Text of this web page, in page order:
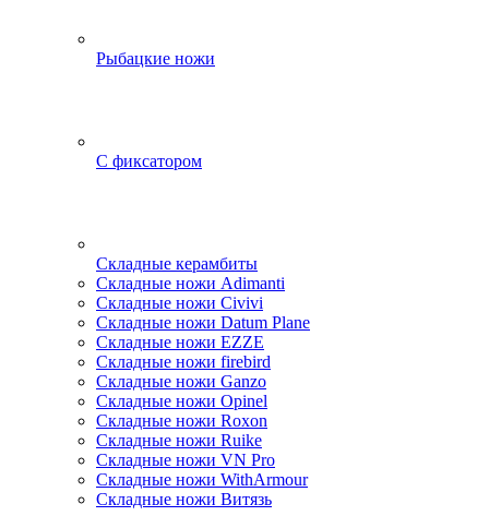
Рыбацкие ножи
С фиксатором
Складные керамбиты
Складные ножи Adimanti
Складные ножи Civivi
Складные ножи Datum Plane
Складные ножи EZZE
Складные ножи firebird
Складные ножи Ganzo
Складные ножи Opinel
Складные ножи Roxon
Складные ножи Ruike
Складные ножи VN Pro
Складные ножи WithArmour
Складные ножи Витязь